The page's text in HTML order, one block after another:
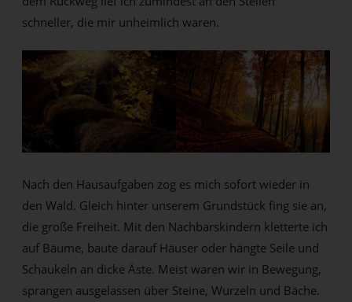
schneller, die mir unheimlich waren.
Nach den Hausaufgaben zog es mich sofort wieder in
den Wald. Gleich hinter unserem Grundstück fing sie an,
die große Freiheit. Mit den Nachbarskindern kletterte ich
auf Bäume, baute darauf Häuser oder hängte Seile und
Schaukeln an dicke Äste. Meist waren wir in Bewegung,
sprangen ausgelassen über Steine, Wurzeln und Bäche.